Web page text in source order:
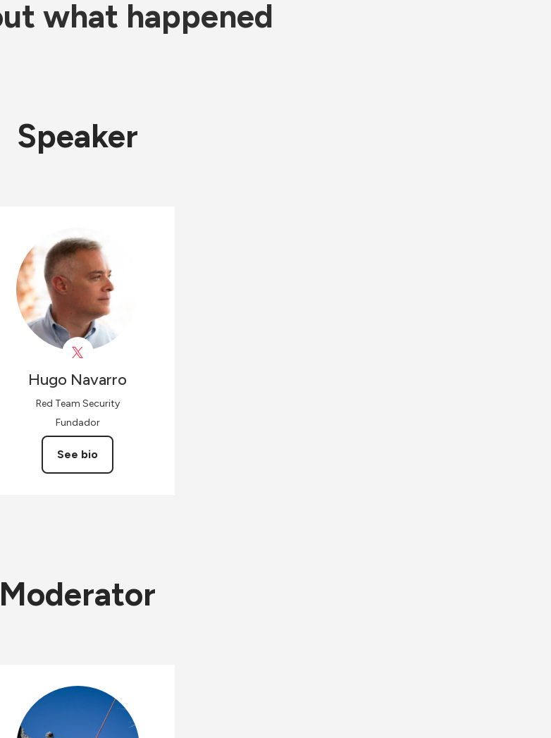
what happened
Speaker
Hugo Navarro
Red Team Security
Fundador
See bio
Moderator